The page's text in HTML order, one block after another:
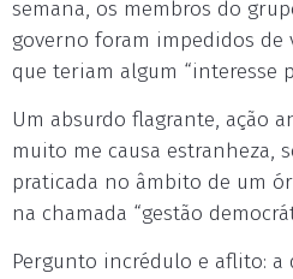
semana, os membros do
governo foram impedidos de
que teriam algum “interesse
Um absurdo flagrante, ação
muito me causa estranheza,
praticada no âmbito de um
na chamada “gestão
Pergunto incrédulo e aflito: a